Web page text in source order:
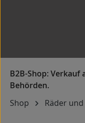
Shop Räder